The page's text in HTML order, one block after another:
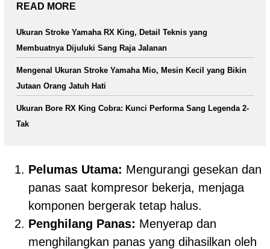
READ MORE
Ukuran Stroke Yamaha RX King, Detail Teknis yang
Membuatnya Dijuluki Sang Raja Jalanan
Mengenal Ukuran Stroke Yamaha Mio, Mesin Kecil yang Bikin
Jutaan Orang Jatuh Hati
Ukuran Bore RX King Cobra: Kunci Performa Sang Legenda 2-
Tak
Pelumas Utama: Mengurangi gesekan dan
panas saat kompresor bekerja, menjaga
komponen bergerak tetap halus.
Penghilang Panas: Menyerap dan
menghilangkan panas yang dihasilkan oleh